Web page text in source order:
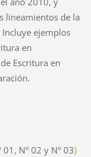
lineamientos de la
Incluye ejemplos
en
Escritura en
01, N° 02 y N° 03)